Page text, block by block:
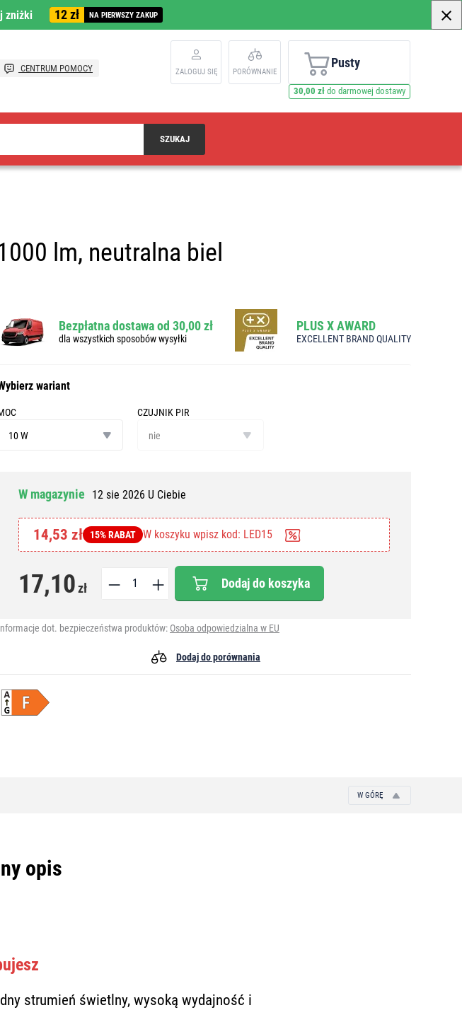
zniżki 12 zł NA PIERWSZY ZAKUP
CENTRUM POMOCY ZALOGUJ SIĘ PORÓWNANIE
Pusty
30,00 złdo darmowej dostawy
SZUKAJ
lm, neutralna biel
Bezpłatna dostawa od 30,00 zł
dla wszystkich sposobów wysyłki
PLUS X AWARD
EXCELLENT BRAND QUALITY
wariant
10 W
CZUJNIK PIR
PIRnie
W magazynie 12 sie 2026 U Ciebie
14,53 zł 15% RABAT W koszyku wpisz kod: LED15
17,10zł Dodaj do koszyka
dot. bezpieczeństwa produktów: Osoba odpowiedzialna w EU
Dodaj do porównania
W GÓRĘ
opis
strumień świetlny, wysoką wydajność i